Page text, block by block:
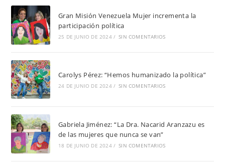
Gran Misión Venezuela Mujer incrementa la
participación política
25 DE JUNIO DE 2024 / SIN COMENTARIOS
Carolys Pérez: “Hemos humanizado la política”
24 DE JUNIO DE 2024 / SIN COMENTARIOS
Gabriela Jiménez: “La Dra. Nacarid Aranzazu es
de las mujeres que nunca se van”
18 DE JUNIO DE 2024 / SIN COMENTARIOS